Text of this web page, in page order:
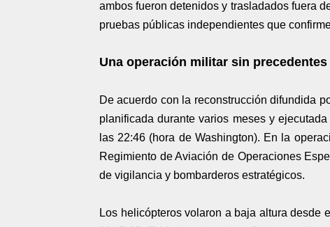
ambos fueron detenidos y trasladados fuera
pruebas públicas independientes que
Una operación militar sin precedentes
De acuerdo con la reconstrucción difundida
planificada durante varios meses y
las 22:46 (hora de Washington). En la
Regimiento de Aviación de Operaciones
de vigilancia y bombarderos estratégicos.
Los helicópteros volaron a baja altura desde